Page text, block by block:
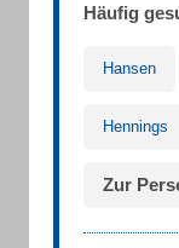
Häufig
Hansen
Hennings
Zur